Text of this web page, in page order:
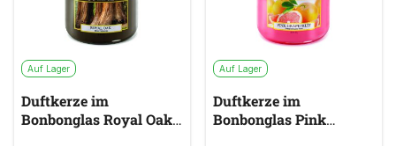
Auf Lager
Duftkerze im
Bonbonglas Royal Oak
Auf Lager
Duftkerze im
Bonbonglas Pink